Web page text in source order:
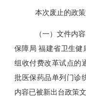
本次废止的政
（一）文件内
保障局 福建省卫生健
组收付费改革试点的
批医保药品单列门诊
内容已被新出台政策